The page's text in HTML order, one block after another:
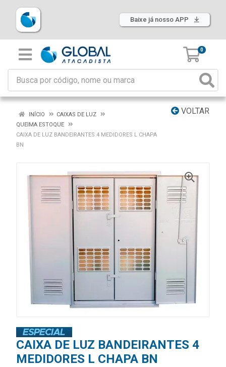
Baixe já nosso APP
0
VOLTAR
INÍCIO
CAIXAS DE LUZ
QUEIMA ESTOQUE
CAIXA DE LUZ BANDEIRANTES 4 MEDIDORES L CHAPA
BN
CAIXA DE LUZ BANDEIRANTES 4
MEDIDORES L CHAPA BN